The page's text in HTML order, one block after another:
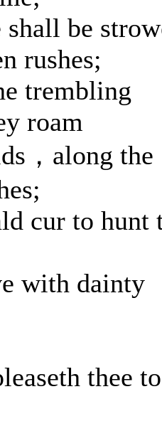
shall be
rushes;
trembling
roam
，along the
cur to hunt
with dainty
thee to